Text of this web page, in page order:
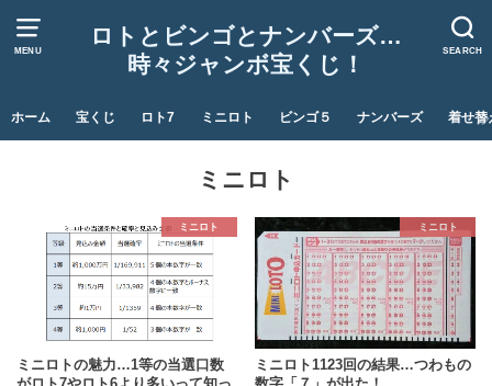
MENU SEARCH
ロトとビンゴとナンバーズ…
時々ジャンボ宝くじ！
ホーム 宝くじ ロト7 ミニロト ビンゴ５ ナンバーズ 着せ替
ミニロト
ミニロト
ミニロトの魅力…1等の当選口数
ミニロト
ミニロト1123回の結果…つわもの